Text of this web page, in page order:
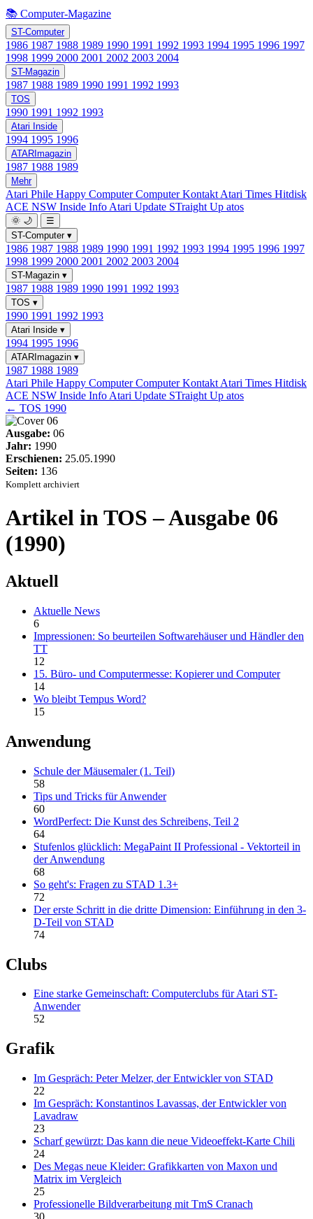
📚 Computer-Magazine
ST-Computer
1986 1987 1988 1989 1990 1991 1992 1993 1994 1995 1996 1997
1998 1999 2000 2001 2002 2003 2004
ST-Magazin
1987 1988 1989 1990 1991 1992 1993
TOS
1990 1991 1992 1993
Atari Inside
1994 1995 1996
ATARImagazin
1987 1988 1989
Mehr
Atari Phile Happy ComputerComputer Kontakt Atari Times Hitdisk
ACE NSW Inside Info Atari Update STraight Up atos
🌞 🌙
☰
ST-Computer ▾
1986 1987 1988 1989 1990 1991 1992 1993 1994 1995 1996 1997
1998 1999 2000 2001 2002 2003 2004
ST-Magazin ▾
1987 1988 1989 1990 1991 1992 1993
TOS ▾
1990 1991 1992 1993
Atari Inside ▾
1994 1995 1996
ATARImagazin ▾
1987 1988 1989
Atari Phile Happy ComputerComputer Kontakt Atari Times Hitdisk
ACE NSW Inside Info Atari Update STraight Up atos
← TOS 1990
Ausgabe: 06
Jahr: 1990
Erschienen: 25.05.1990
Seiten: 136
Komplett archiviert
Artikel in TOS – Ausgabe 06
(1990)
Aktuell
Aktuelle News
6
Impressionen: So beurteilen Softwarehäuser und Händler den
TT
12
15. Büro- und Computermesse: Kopierer und Computer
14
Wo bleibt Tempus Word?
15
Anwendung
Schule der Mäusemaler (1. Teil)
58
Tips und Tricks für Anwender
60
WordPerfect: Die Kunst des Schreibens, Teil 2
64
Stufenlos glücklich: MegaPaint II Professional - Vektorteil in
der Anwendung
68
So geht's: Fragen zu STAD 1.3+
72
Der erste Schritt in die dritte Dimension: Einführung in den 3-
D-Teil von STAD
74
Clubs
Eine starke Gemeinschaft: Computerclubs für Atari ST-
Anwender
52
Grafik
Im Gespräch: Peter Melzer, der Entwickler von STAD
22
Im Gespräch: Konstantinos Lavassas, der Entwickler von
Lavadraw
23
Scharf gewürzt: Das kann die neue Videoeffekt-Karte Chili
24
Des Megas neue Kleider: Grafikkarten von Maxon und
Matrix im Vergleich
25
Professionelle Bildverarbeitung mit TmS Cranach